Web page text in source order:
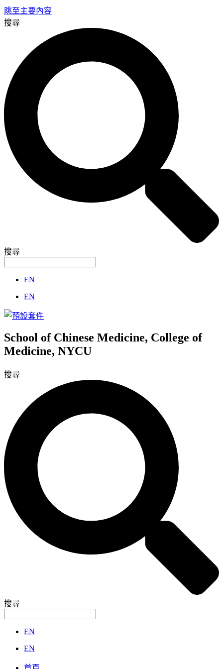
跳至主要內容
搜尋
搜尋
EN
EN
School of Chinese Medicine, College of
Medicine, NYCU
搜尋
搜尋
EN
EN